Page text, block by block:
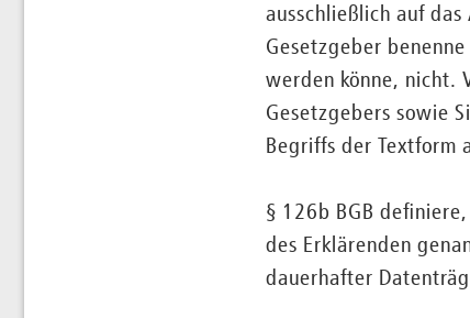
ausschließlich auf
Gesetzgeber
werden könne, nicht.
Gesetzgebers sowie
Begriffs der Textform
§ 126b BGB
des Erklärenden
dauerhafter